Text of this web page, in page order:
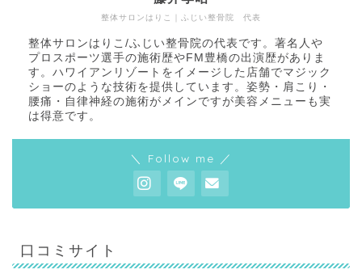
整体サロンはりこ｜ふじい整骨院 代表
整体サロンはりこ/ふじい整骨院の代表です。著名人や
プロスポーツ選手の施術歴やFM豊橋の出演歴がありま
す。ハワイアンリゾートをイメージした店舗でマジック
ショーのような技術を提供しています。姿勢・肩こり・
腰痛・自律神経の施術がメインですが美容メニューも実
は得意です。
＼ Follow me ／
口コミサイト